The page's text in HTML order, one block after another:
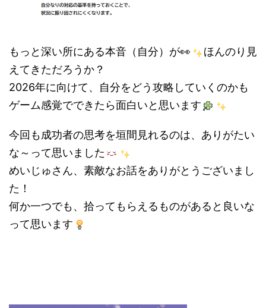
もっと深い所にある本音（自分）が👀
ほんのり見
えてきただろうか？
2026年に向けて、自分をどう攻略していくのかも
ゲーム感覚でできたら面白いと思います
今回も成功者の思考を垣間見れるのは、ありがたい
な～って思いました
めいじゅさん、素敵なお話をありがとうございまし
た！
何か一つでも、拾ってもらえるものがあると良いな
って思います